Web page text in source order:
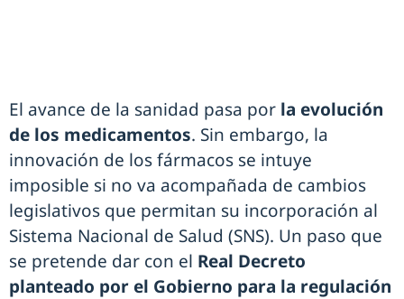
El avance de la sanidad pasa por la evolución
de los medicamentos. Sin embargo, la
innovación de los fármacos se intuye
imposible si no va acompañada de cambios
legislativos que permitan su incorporación al
Sistema Nacional de Salud (SNS). Un paso que
se pretende dar con el Real Decreto
planteado por el Gobierno para la regulación